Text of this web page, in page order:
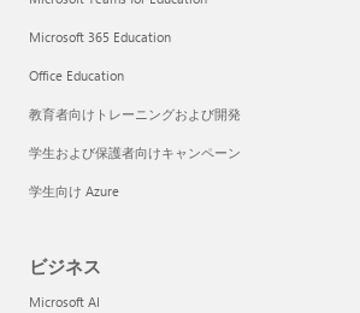
Microsoft 365 Education
Office Education
教育者向けトレーニングおよび開発
学生および保護者向けキャンペーン
学生向け Azure
ビジネス
Microsoft AI